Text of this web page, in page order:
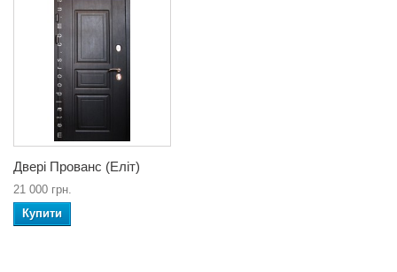
Двері Прованс (Еліт)
21 000 грн.
Купити